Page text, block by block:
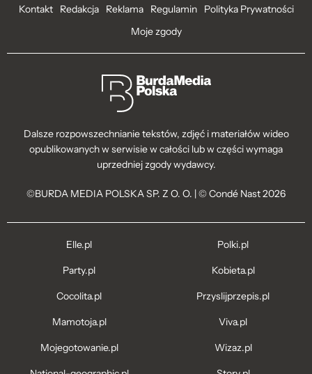
Kontakt Redakcja Reklama Regulamin
Polityka Prywatności
Moje zgody
Dalsze rozpowszechnianie tekstów, zdjęć i materiałów wideo
opublikowanych w serwisie w całości lub w części wymaga
uprzedniej zgody wydawcy.
©BURDA MEDIA POLSKA SP. Z O. O. | © Condé Nast 2026
Elle.pl
Party.pl
Cocolita.pl
Mamotoja.pl
Mojegotowanie.pl
Polki.pl
Kobieta.pl
Przyslijprzepis.pl
Viva.pl
Wizaz.pl